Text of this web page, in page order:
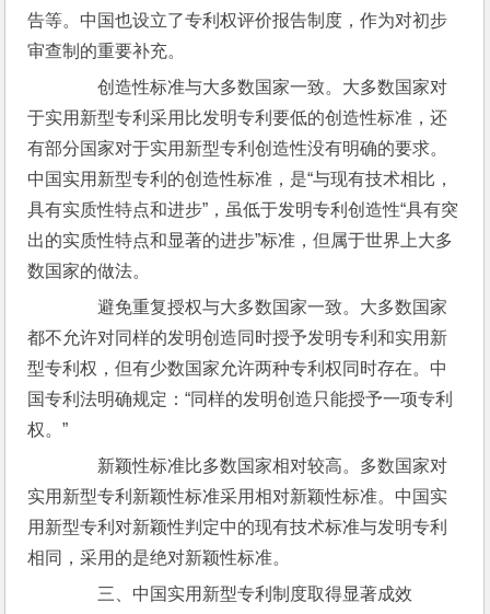
告等。中国也设立了专利权评价报告制度，作为对初步
审查制的重要补充。
创造性标准与大多数国家一致。大多数国家对
于实用新型专利采用比发明专利要低的创造性标准，还
有部分国家对于实用新型专利创造性没有明确的要求。
中国实用新型专利的创造性标准，是“与现有技术相比，
具有实质性特点和进步”，虽低于发明专利创造性“具有突
出的实质性特点和显著的进步”标准，但属于世界上大多
数国家的做法。
避免重复授权与大多数国家一致。大多数国家
都不允许对同样的发明创造同时授予发明专利和实用新
型专利权，但有少数国家允许两种专利权同时存在。中
国专利法明确规定：“同样的发明创造只能授予一项专利
权。”
新颖性标准比多数国家相对较高。多数国家对
实用新型专利新颖性标准采用相对新颖性标准。中国实
用新型专利对新颖性判定中的现有技术标准与发明专利
相同，采用的是绝对新颖性标准。
三、中国实用新型专利制度取得显著成效